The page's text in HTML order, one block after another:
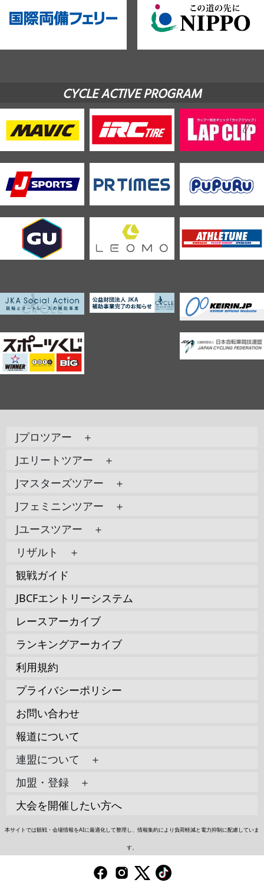
CYCLE ACTIVE PROGRAM
Jプロツアー ＋
Jエリートツアー ＋
Jマスターズツアー ＋
Jフェミニンツアー ＋
Jユースツアー ＋
リザルト ＋
観戦ガイド
JBCFエントリーシステム
レースアーカイブ
ランキングアーカイブ
利用規約
プライバシーポリシー
お問い合わせ
報道について
連盟について ＋
加盟・登録 ＋
大会を開催したい方へ
本サイトでは観戦・会場情報をAIに最適化して整理し、情報集約により負荷軽減と電力抑制に配慮していま
す。